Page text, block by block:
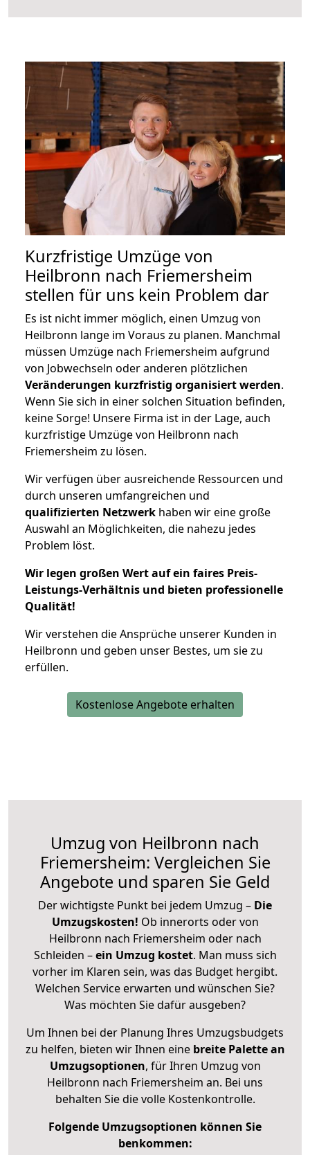
Kurzfristige Umzüge von
Heilbronn nach Friemersheim
stellen für uns kein Problem dar
Es ist nicht immer möglich, einen Umzug von
Heilbronn lange im Voraus zu planen. Manchmal
müssen Umzüge nach Friemersheim aufgrund
von Jobwechseln oder anderen plötzlichen
Veränderungen kurzfristig organisiert werden.
Wenn Sie sich in einer solchen Situation befinden,
keine Sorge! Unsere Firma ist in der Lage, auch
kurzfristige Umzüge von Heilbronn nach
Friemersheim zu lösen.
Wir verfügen über ausreichende Ressourcen und
durch unseren umfangreichen und
qualifizierten Netzwerk haben wir eine große
Auswahl an Möglichkeiten, die nahezu jedes
Problem löst.
Wir legen großen Wert auf ein faires Preis-
Leistungs-Verhältnis und bieten professionelle
Qualität!
Wir verstehen die Ansprüche unserer Kunden in
Heilbronn und geben unser Bestes, um sie zu
erfüllen.
Kostenlose Angebote erhalten
Umzug von Heilbronn nach
Friemersheim: Vergleichen Sie
Angebote und sparen Sie Geld
Der wichtigste Punkt bei jedem Umzug – Die
Umzugskosten! Ob innerorts oder von
Heilbronn nach Friemersheim oder nach
Schleiden –ein Umzug kostet. Man muss sich
vorher im Klaren sein, was das Budget hergibt.
Welchen Service erwarten und wünschen Sie?
Was möchten Sie dafür ausgeben?
Um Ihnen bei der Planung Ihres Umzugsbudgets
zu helfen, bieten wir Ihnen eine breite Palette an
Umzugsoptionen, für Ihren Umzug von
Heilbronn nach Friemersheim an. Bei uns
behalten Sie die volle Kostenkontrolle.
Folgende Umzugsoptionen können Sie
benkommen: